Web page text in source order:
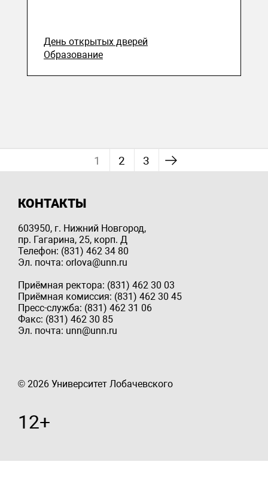
День открытых дверей
Образование
1 2 3
КОНТАКТЫ
603950, г. Нижний Новгород,
пр. Гагарина, 25, корп. Д
Телефон: (831) 462 34 80
Эл. почта: orlova@unn.ru
Приёмная ректора: (831) 462 30 03
Приёмная комиссия: (831) 462 30 45
Пресс-служба: (831) 462 31 06
Факс: (831) 462 30 85
Эл. почта: unn@unn.ru
© 2026 Университет Лобачевского
12+